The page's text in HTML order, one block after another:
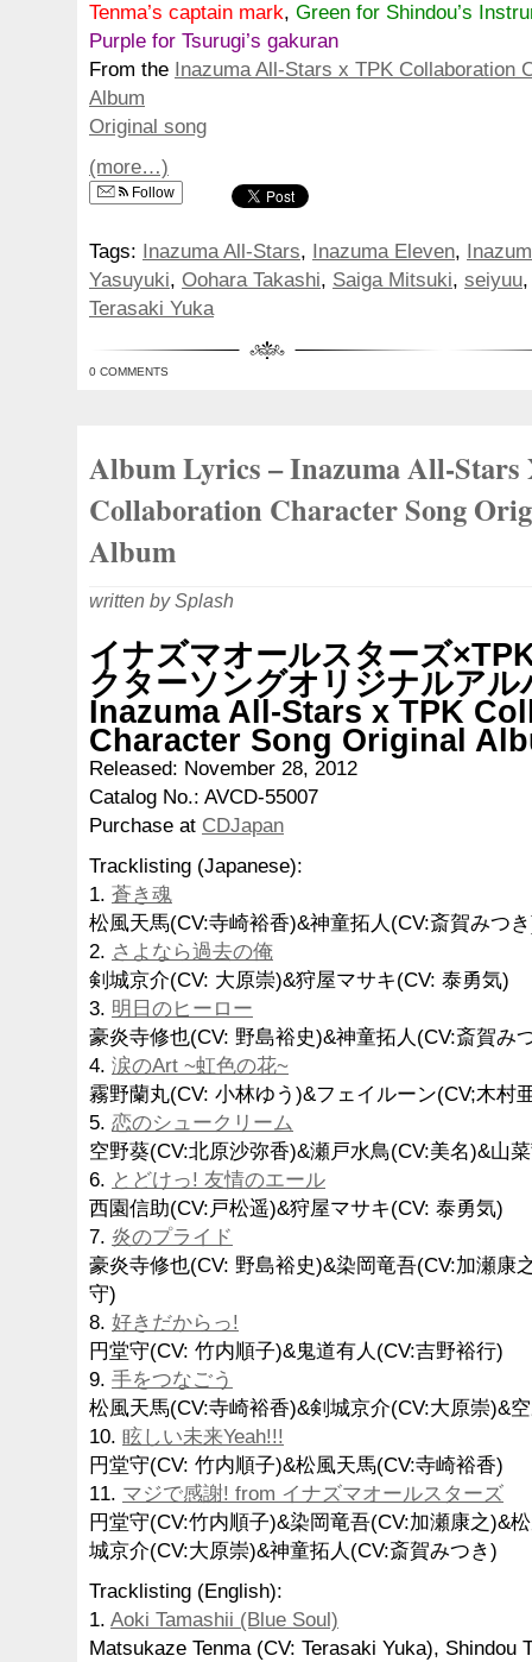
Tenma’s captain mark, Green for Shindou’s
Purple for Tsurugi’s gakuran
From the Inazuma All-Stars x TPK Collaboration
Album
Original song
(more…)
Follow
Tags: Inazuma All-Stars, Inazuma Eleven,
Yasuyuki, Oohara Takashi, Saiga Mitsuki, seiyuu
Terasaki Yuka
0 COMMENTS
Album Lyrics – Inazuma All-Stars
Collaboration Character Song
Album
written by Splash
イナズマオールスターズ
クターソングオリジナルアル
Inazuma All-Stars x TPK
Character Song Original
Released: November 28, 2012
Catalog No.: AVCD-55007
Purchase at CDJapan
Tracklisting (Japanese):
1. 蒼き魂
松風天馬(CV:寺崎裕香)&神童拓人(CV:斎賀みつ
2. さよなら過去の俺
剣城京介(CV: 大原崇)&狩屋マサキ(CV: 泰勇気)
3. 明日のヒーロー
豪炎寺修也(CV: 野島裕史)&神童拓人(CV:斎賀み
4. 涙のArt ~虹色の花~
霧野蘭丸(CV: 小林ゆう)&フェイルーン(CV;木村
5. 恋のシュークリーム
空野葵(CV:北原沙弥香)&瀬戸水鳥(CV:美名)&山
6. とどけっ! 友情のエール
西園信助(CV:戸松遥)&狩屋マサキ(CV: 泰勇気)
7. 炎のプライド
豪炎寺修也(CV: 野島裕史)&染岡竜吾(CV:加瀬康
守)
8. 好きだからっ!
円堂守(CV: 竹内順子)&鬼道有人(CV:吉野裕行)
9. 手をつなごう
松風天馬(CV:寺崎裕香)&剣城京介(CV:大原崇)&
10. 眩しい未来Yeah!!!
円堂守(CV: 竹内順子)&松風天馬(CV:寺崎裕香)
11. マジで感謝! from イナズマオールスターズ
円堂守(CV:竹内順子)&染岡竜吾(CV:加瀬康之)&
城京介(CV:大原崇)&神童拓人(CV:斎賀みつき)
Tracklisting (English):
1. Aoki Tamashii (Blue Soul)
Matsukaze Tenma (CV: Terasaki Yuka), Shindou